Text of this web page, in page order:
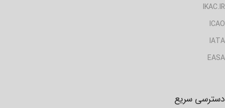
IKAC.IR
ICAO
IATA
EASA
دسترسی سریع